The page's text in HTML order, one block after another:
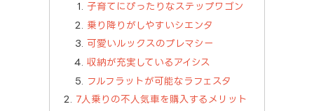
子育てにぴったりなステップワゴン
乗り降りがしやすいシエンタ
可愛いルックスのプレマシー
収納が充実しているアイシス
フルフラットが可能なラフェスタ
7人乗りの不人気車を購入するメリット